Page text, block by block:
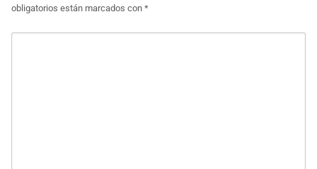
obligatorios están marcados con *